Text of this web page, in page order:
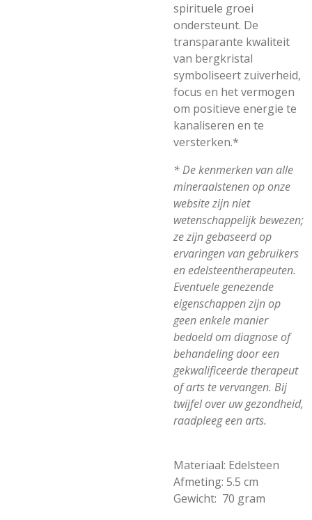
spirituele groei
ondersteunt. De
transparante kwaliteit
van bergkristal
symboliseert zuiverheid,
focus en het vermogen
om positieve energie te
kanaliseren en te
versterken.*
* De kenmerken van alle
mineraalstenen op onze
website zijn niet
wetenschappelijk bewezen;
ze zijn gebaseerd op
ervaringen van gebruikers
en edelsteentherapeuten.
Eventuele genezende
eigenschappen zijn op
geen enkele manier
bedoeld om diagnose of
behandeling door een
gekwalificeerde therapeut
of arts te vervangen. Bij
twijfel over uw gezondheid,
raadpleeg een arts.
Materiaal: Edelsteen
Afmeting: 5.5 cm
Gewicht: 70 gram